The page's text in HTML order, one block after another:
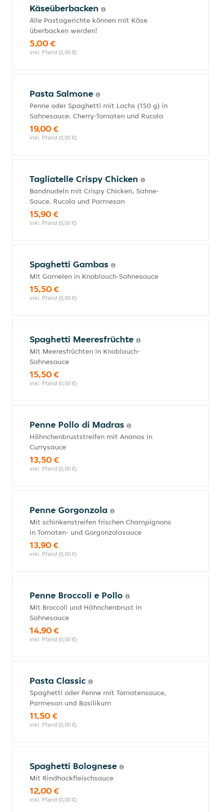
Käseüberbacken
Alle Pastagerichte können mit Käse
überbacken werden!
5,00 €
inkl. Pfand (0,00 €)
Pasta Salmone
Penne oder Spaghetti mit Lachs (150 g) in
Sahnesauce, Cherry-Tomaten und Rucola
19,00 €
inkl. Pfand (0,00 €)
Tagliatelle Crispy Chicken
Bandnudeln mit Crispy Chicken, Sahne-
Sauce, Rucola und Parmesan
15,90 €
inkl. Pfand (0,00 €)
Spaghetti Gambas
Mit Garnelen in Knoblauch-Sahnesauce
15,50 €
inkl. Pfand (0,00 €)
Spaghetti Meeresfrüchte
Mit Meeresfrüchten in Knoblauch-
Sahnesauce
15,50 €
inkl. Pfand (0,00 €)
Penne Pollo di Madras
Hähnchenbruststreifen mit Ananas in
Currysauce
13,50 €
inkl. Pfand (0,00 €)
Penne Gorgonzola
Mit schinkenstreifen frischen Champignons
in Tomaten- und Gorgonzolasauce
13,90 €
inkl. Pfand (0,00 €)
Penne Broccoli e Pollo
Mit Broccoli und Hähnchenbrust in
Sahnesauce
14,90 €
inkl. Pfand (0,00 €)
Pasta Classic
Spaghetti oder Penne mit Tomatensauce,
Parmesan und Basilikum
11,50 €
inkl. Pfand (0,00 €)
Spaghetti Bolognese
Mit Rindhackfleischsauce
12,00 €
inkl. Pfand (0,00 €)